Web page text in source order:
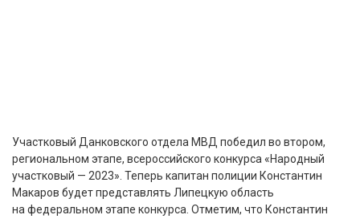
Участковый Данковского отдела МВД победил во втором,
региональном этапе, всероссийского конкурса «Народный
участковый — 2023». Теперь капитан полиции Константин
Макаров будет представлять Липецкую область
на федеральном этапе конкурса. Отметим, что Константин